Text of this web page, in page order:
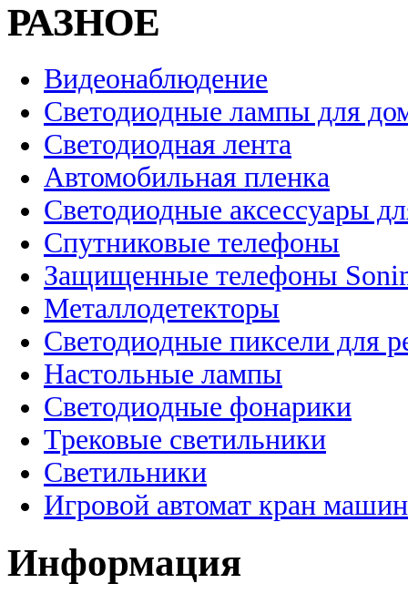
РАЗНОЕ
Видеонаблюдение
Светодиодные лампы для
Светодиодная лента
Автомобильная пленка
Светодиодные аксессуары
Спутниковые телефоны
Защищенные телефоны
Металлодетекторы
Светодиодные пиксели для
Настольные лампы
Светодиодные фонарики
Трековые светильники
Светильники
Игровой автомат кран
Информация